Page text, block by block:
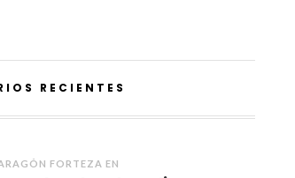
RECIENTES
FORTEZA EN